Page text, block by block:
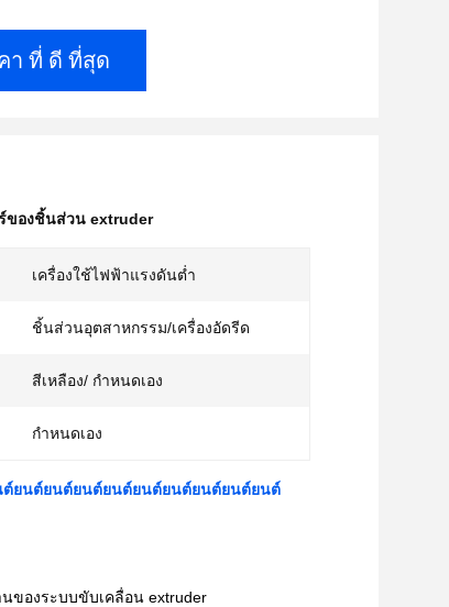
า ที่ ดี ที่สุด
ร์ของชิ้นส่วน extruder
เครื่องใช้ไฟฟ้าแรงดันต่ำ
ชิ้นส่วนอุตสาหกรรม/เครื่องอัดรีด
สีเหลือง/ กำหนดเอง
กำหนดเอง
ต์ยนต์ยนต์ยนต์ยนต์ยนต์ยนต์ยนต์ยนต์ยนต์
ของระบบขับเคลื่อน extruder